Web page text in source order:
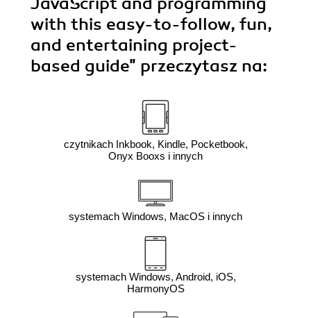
with this easy-to-follow, fun,
and entertaining project-
based guide" przeczytasz na:
czytnikach Inkbook, Kindle, Pocketbook,
Onyx Booxs i innych
systemach Windows, MacOS i innych
systemach Windows, Android, iOS,
HarmonyOS